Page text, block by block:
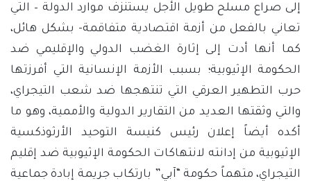
إلى صراع مسلح طويل الأجل يستنزف موارد الدولة – التي
تعاني بالفعل من أزمة اقتصادية متفاقمة- بشكل هائل،
كما أنها أدت إلى إثارة الغضب الدولي والإقليمي ضد
الحكومة الإثيوبية؛ بسبب الأزمة الإنسانية التي أفرزتها
حرب التطهير العرقي التي تنتهجها ضد شعب التيجراي،
والتي وثقتها العديد من التقارير الدولية والأممية، وهو ما
أكده أيضاً إعلان رئيس كنيسة التوحيد الأرثوذكسية
الإثيوبية من إدانته لانتهاكات الحكومة الإثيوبية ضد إقليم
التيجراي، متهماً حكومة “آبي” بارتكاب جريمة إبادة جماعية